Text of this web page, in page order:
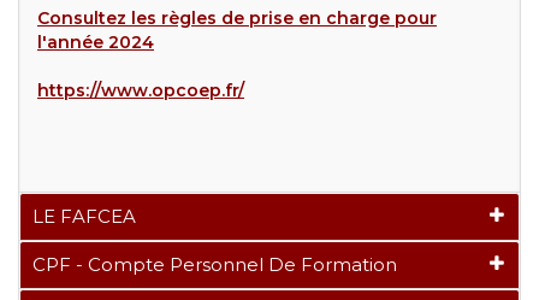
Consultez les règles de prise en charge pour
l'année 2024
https://www.opcoep.fr/
LE FAFCEA
CPF - Compte Personnel De Formation